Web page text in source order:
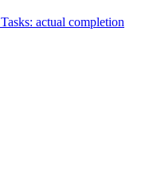
Tasks: actual completion